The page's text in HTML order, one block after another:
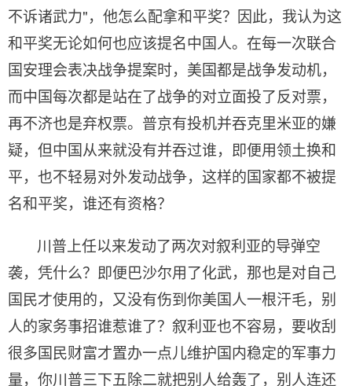
不诉诸武力"，他怎么配拿和平奖？因此，我认为这
和平奖无论如何也应该提名中国人。在每一次联合
国安理会表决战争提案时，美国都是战争发动机，
而中国每次都是站在了战争的对立面投了反对票，
再不济也是弃权票。普京有投机并吞克里米亚的嫌
疑，但中国从来就没有并吞过谁，即便用领土换和
平，也不轻易对外发动战争，这样的国家都不被提
名和平奖，谁还有资格？
川普上任以来发动了两次对叙利亚的导弹空
袭，凭什么？即便巴沙尔用了化武，那也是对自己
国民才使用的，又没有伤到你美国人一根汗毛，别
人的家务事招谁惹谁了？叙利亚也不容易，要收刮
很多国民财富才置办一点儿维护国内稳定的军事力
量，你川普三下五除二就把别人给轰了，别人连还